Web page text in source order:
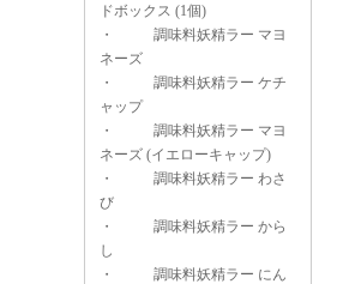
ドボックス (1個)
・
調味料妖精ラー マヨ
ネーズ
・
調味料妖精ラー ケチ
ャップ
・
調味料妖精ラー マヨ
ネーズ (イエローキャップ)
・
調味料妖精ラー わさ
び
・
調味料妖精ラー から
し
・
調味料妖精ラー にん